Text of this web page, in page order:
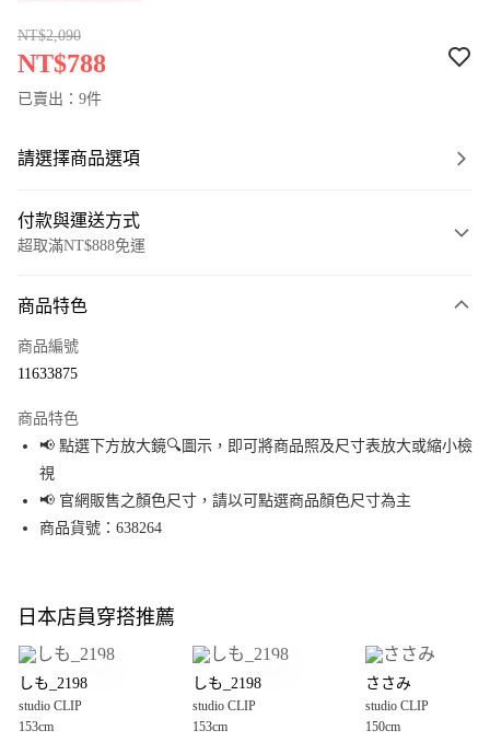
NT$2,090
NT$788
已賣出：9件
請選擇商品選項
付款與運送方式
超取滿NT$888免運
信用卡一次付款
Apple Pay
街口支付
悠遊付
全盈+PAY
大哥付你分期
【大哥付你分期使用說明】
1.本服務由台灣大哥大提供，台灣大哥大用戶可立即使用無須另外申請。
2.付款方式選擇「大哥付你分期」，訂單成立後會自動跳轉到大哥付的交易
AFTEE先享後付
商品特色
商品編號
11633875
商品特色
📢 點選下方放大鏡🔍圖示，即可將商品照及尺寸表放大或縮小檢
視
📢 官網販售之顏色尺寸，請以可點選商品顏色尺寸為主
商品貨號：638264
日本店員穿搭推薦
しも_2198
studio CLIP
153cm
しも_2198
studio CLIP
153cm
ささみ
studio CLIP
150cm